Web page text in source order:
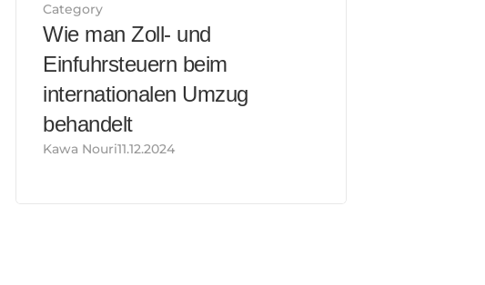
Category
Wie man Zoll- und
Einfuhrsteuern beim
internationalen Umzug
behandelt
Kawa Nouri11.12.2024